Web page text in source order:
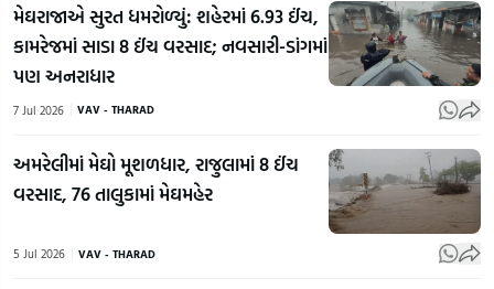
મેઘરાજાએ સુરત ધમરોળ્યું: શહેરમાં 6.93 ઈંચ,
કામરેજમાં સાડા 8 ઈંચ વરસાદ; નવસારી-ડાંગમાં
પણ અનરાધાર
7 Jul 2026 VAV - THARAD
અમરેલીમાં મેઘો મૂશળધાર, રાજુલામાં 8 ઈંચ
વરસાદ, 76 તાલુકામાં મેઘમહેર
5 Jul 2026 VAV - THARAD